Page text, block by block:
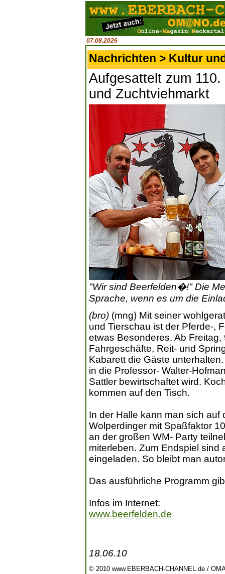
07.08.2026
Nachrichten > Kultur
Aufgesattelt zum
und Zuchtviehmarkt
"Wir sind Beerfelden�!" Die
Sprache, wenn es um die
(bro) (mng) Mit seiner
und Tierschau ist der Pferde-,
etwas Besonderes. Ab
Fahrgeschäfte, Reit- und
Kabarett die Gäste
in die Professor- Walter-
Sattler bewirtschaftet wird.
kommen auf den Tisch.
In der Halle kann man sich auf
Wolperdinger mit Spaßfaktor
an der großen WM- Party
miterleben. Zum Endspiel
eingeladen. So bleibt man
Das ausführliche Programm
Infos im Internet:
www.beerfelden.de
18.06.10
© 2010 www.EBERBACH-CHANNEL.de /